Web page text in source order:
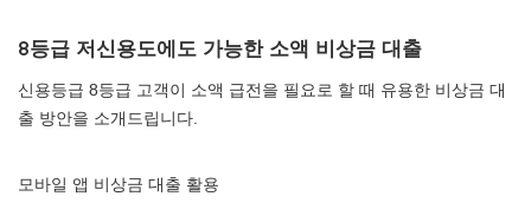
8등급 저신용도에도 가능한 소액 비상금 대출
신용등급 8등급 고객이 소액 급전을 필요로 할 때 유용한 비상금 대
출 방안을 소개드립니다.
모바일 앱 비상금 대출 활용